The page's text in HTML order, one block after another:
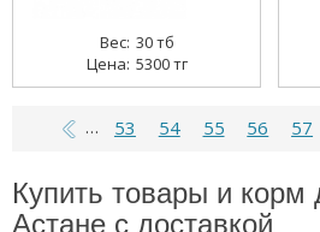
30 тб
5300 тг
… 53 54 55 56 57
Купить товары и корм
Астане с доставкой